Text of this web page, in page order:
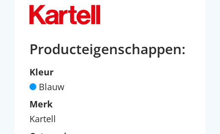
Producteigenschappen:
Kleur
Blauw
Merk
Kartell